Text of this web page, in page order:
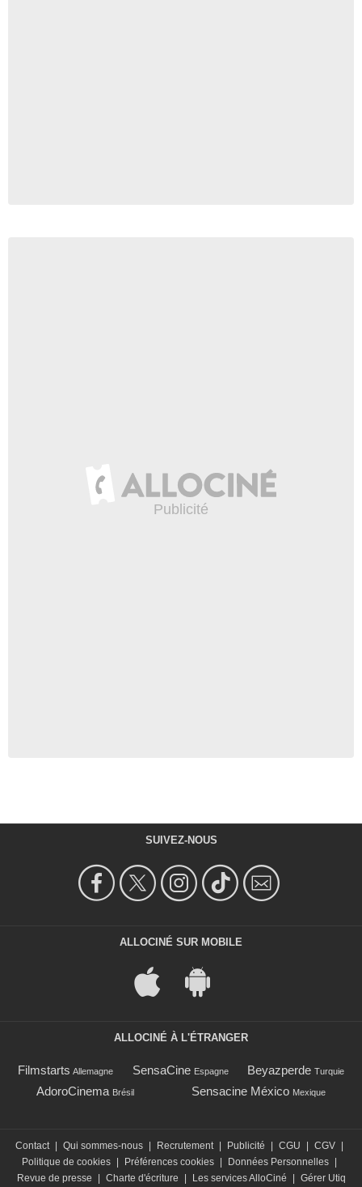
SUIVEZ-NOUS
ALLOCINÉ SUR MOBILE
ALLOCINÉ À L'ÉTRANGER
Filmstarts Allemagne SensaCine Espagne Beyazperde Turquie
AdoroCinema Brésil Sensacine México Mexique
Contact | Qui sommes-nous | Recrutement | Publicité | CGU | CGV |
Politique de cookies | Préférences cookies | Données Personnelles |
Revue de presse
| Charte d'écriture | Les services AlloCiné | Gérer Utiq